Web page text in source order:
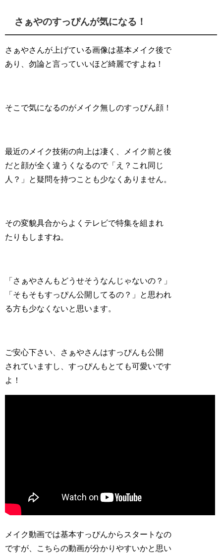
さぁやのすっぴんが気になる！
さぁやさんが上げている画像は基本メイク後で
あり、勿論と言っていいほど綺麗ですよね！
そこで気になるのがメイク無しのすっぴん顔！
最近のメイク技術の向上は凄く、メイク前と後
だと顔が全く違うくなるので「え？これ同じ
人？」と疑問を持つことも少なくありません。
その変貌具合からよくテレビで特集を組まれ
たりもしますね。
「さぁやさんもどうせそうなんじゃないの？」
「そもそもすっぴん公開してるの？」と思われ
る方も少なくないと思います。
ご安心下さい、さぁやさんはすっぴんも公開
されていますし、すっぴんもとても可愛いです
よ！
メイク動画では基本すっぴんからスタートなの
ですが、こちらの動画が分かりやすいかと思い